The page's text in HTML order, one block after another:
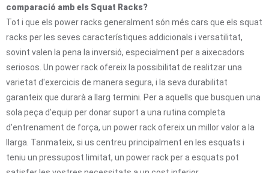
comparació amb els Squat Racks?
Tot i que els power racks generalment són més cars que els squat
racks per les seves característiques addicionals i versatilitat,
sovint valen la pena la inversió, especialment per a aixecadors
seriosos. Un power rack ofereix la possibilitat de realitzar una
varietat d'exercicis de manera segura, i la seva durabilitat
garanteix que durarà a llarg termini. Per a aquells que busquen una
sola peça d'equip per donar suport a una rutina completa
d'entrenament de força, un power rack ofereix un millor valor a la
llarga. Tanmateix, si us centreu principalment en les esquats i
teniu un pressupost limitat, un power rack per a esquats pot